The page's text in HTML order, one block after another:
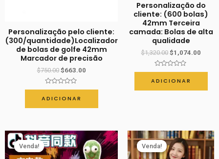
Shopping
Mall
Decoration
Factory
Personalização pelo cliente:
(300/quantidade)Localizador
de bolas de golfe 42mm
Marcador de precisão
$750.00 $663.00
Avaliação
0
de
5
ADICIONAR
Personalização do
cliente: (600 bolas)
42mm Terceira
camada: Bolas de alta
qualidade
$1,320.00 $1,074.00
Avaliação
0
de
5
ADICIONAR
Venda!
Venda! Venda!
Venda!